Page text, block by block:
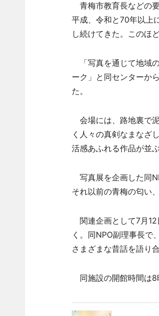
青梅市教育長などの
平成、令和と70年以上
し続けてきた。このほ
「写真を通じて地域
ーク」と同センターか
た。
会場には、路地裏で
く人々の真剣なまなざ
活感あふれる作品が並ぶ
写真展を企画した同
それ以前の青梅の匂い
関連企画として7月12
く。同NPO副理事長で
さまざまな昔話を語り
同施設の開館時間は8